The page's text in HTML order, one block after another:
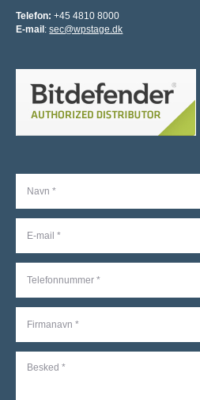
Telefon: +45 4810 8000
E-mail :sec@wpstage.dk